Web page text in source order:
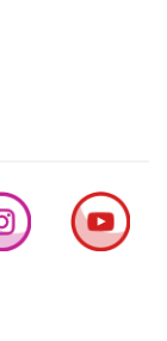
ԲԱՅՐԱՄՈՎԸ
ԹՈՒՐՔԻԱ